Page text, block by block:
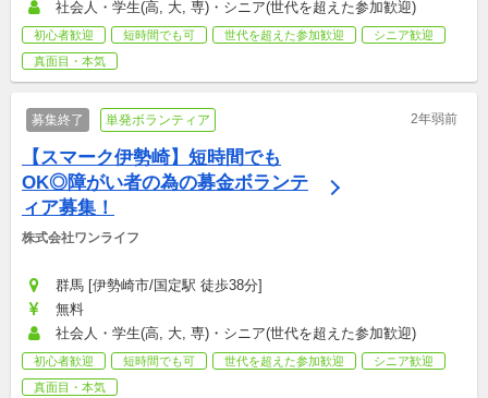
社会人・学生(高, 大, 専)・シニア(世代を超えた参加歓迎)
初心者歓迎 短時間でも可 世代を超えた参加歓迎
シニア歓迎
真面目・本気
募集終了 単発ボランティア 2年弱前
【スマーク伊勢崎】短時間でも
OK◎障がい者の為の募金ボランテ
ィア募集！
株式会社ワンライフ
群馬 [伊勢崎市/国定駅 徒歩38分]
無料
社会人・学生(高, 大, 専)・シニア(世代を超えた参加歓迎)
初心者歓迎 短時間でも可 世代を超えた参加歓迎
シニア歓迎
真面目・本気